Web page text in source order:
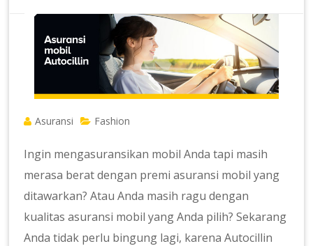
Asuransi Fashion
Ingin mengasuransikan mobil Anda tapi masih
merasa berat dengan premi asuransi mobil yang
ditawarkan? Atau Anda masih ragu dengan
kualitas asuransi mobil yang Anda pilih? Sekarang
Anda tidak perlu bingung lagi, karena Autocillin